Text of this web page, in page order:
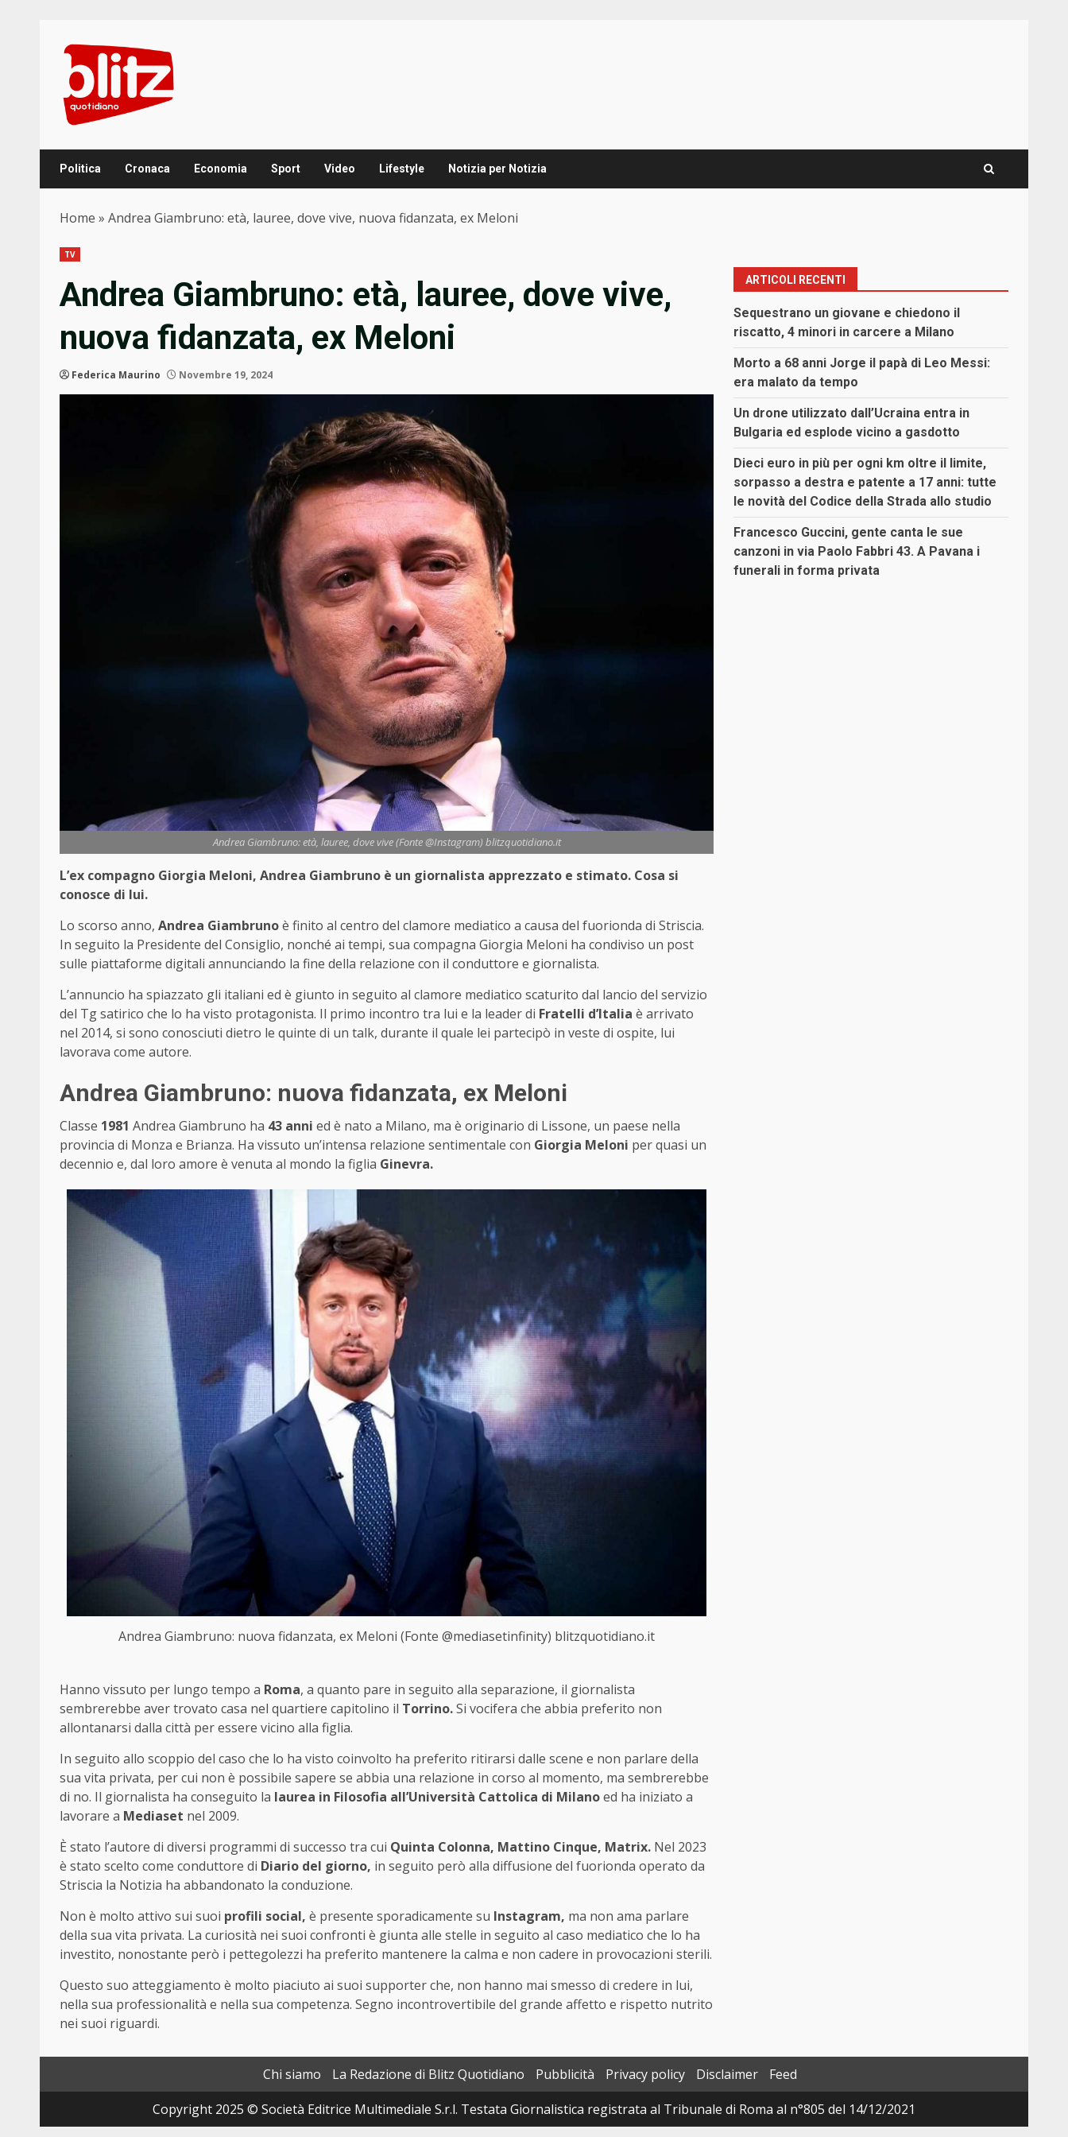
content
Politica Cronaca Economia Sport Video Lifestyle Notizia per Notizia
Home » Andrea Giambruno: età, lauree, dove vive, nuova fidanzata, ex Meloni
TV
Andrea Giambruno: età, lauree, dove vive,
nuova fidanzata, ex Meloni
Federica Maurino Novembre 19, 2024
Andrea Giambruno: età, lauree, dove vive (Fonte @Instagram) blitzquotidiano.it
L’ex compagno Giorgia Meloni, Andrea Giambruno è un giornalista apprezzato e stimato. Cosa si
conosce di lui.
Lo scorso anno, Andrea Giambrunoè finito al centro del clamore mediatico a causa del fuorionda di Striscia.
In seguito la Presidente del Consiglio, nonché ai tempi, sua compagna Giorgia Meloni ha condiviso un post
sulle piattaforme digitali annunciando la fine della relazione con il conduttore e giornalista.
L’annuncio ha spiazzato gli italiani ed è giunto in seguito al clamore mediatico scaturito dal lancio del servizio
del Tg satirico che lo ha visto protagonista. Il primo incontro tra lui e la leader di Fratelli d’Italia è arrivato
nel 2014, si sono conosciuti dietro le quinte di un talk, durante il quale lei partecipò in veste di ospite, lui
lavorava come autore.
Andrea Giambruno: nuova fidanzata, ex Meloni
Classe 1981 Andrea Giambruno ha 43 anni ed è nato a Milano, ma è originario di Lissone, un paese nella
provincia di Monza e Brianza. Ha vissuto un’intensa relazione sentimentale con Giorgia Meloni per quasi un
decennio e, dal loro amore è venuta al mondo la figlia Ginevra.
Andrea Giambruno: nuova fidanzata, ex Meloni (Fonte @mediasetinfinity) blitzquotidiano.it
Hanno vissuto per lungo tempo a Roma, a quanto pare in seguito alla separazione, il giornalista
sembrerebbe aver trovato casa nel quartiere capitolino il Torrino.Si vocifera che abbia preferito non
allontanarsi dalla città per essere vicino alla figlia.
In seguito allo scoppio del caso che lo ha visto coinvolto ha preferito ritirarsi dalle scene e non parlare della
sua vita privata, per cui non è possibile sapere se abbia una relazione in corso al momento, ma sembrerebbe
di no. Il giornalista ha conseguito la laurea in Filosofia all’Università Cattolica di Milanoed ha iniziato a
lavorare a Mediaset nel 2009.
È stato l’autore di diversi programmi di successo tra cui Quinta Colonna, Mattino Cinque, Matrix. Nel 2023
è stato scelto come conduttore di Diario del giorno, in seguito però alla diffusione del fuorionda operato da
Striscia la Notizia ha abbandonato la conduzione.
Non è molto attivo sui suoi profili social, è presente sporadicamente su Instagram, ma non ama parlare
della sua vita privata. La curiosità nei suoi confronti è giunta alle stelle in seguito al caso mediatico che lo ha
investito, nonostante però i pettegolezzi ha preferito mantenere la calma e non cadere in provocazioni sterili.
Questo suo atteggiamento è molto piaciuto ai suoi supporter che, non hanno mai smesso di credere in lui,
nella sua professionalità e nella sua competenza. Segno incontrovertibile del grande affetto e rispetto nutrito
nei suoi riguardi.
ARTICOLI RECENTI
Sequestrano un giovane e chiedono il
riscatto, 4 minori in carcere a Milano
Morto a 68 anni Jorge il papà di Leo Messi:
era malato da tempo
Un drone utilizzato dall’Ucraina entra in
Bulgaria ed esplode vicino a gasdotto
Dieci euro in più per ogni km oltre il limite,
sorpasso a destra e patente a 17 anni: tutte
le novità del Codice della Strada allo studio
Francesco Guccini, gente canta le sue
canzoni in via Paolo Fabbri 43. A Pavana i
funerali in forma privata
Chi siamo La Redazione di Blitz Quotidiano Pubblicità Privacy policy Disclaimer
Feed
Copyright 2025 © Società Editrice Multimediale S.r.l. Testata Giornalistica registrata al Tribunale di Roma al n°805 del 14/12/2021